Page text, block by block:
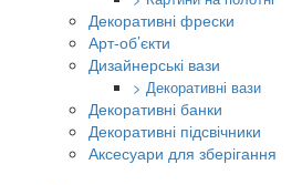
Декоративні фрески
Арт-об’єкти
Дизайнерські вази
> Декоративні вази
Декоративні банки
Декоративні підсвічники
Аксесуари для зберігання